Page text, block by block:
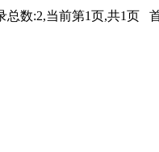
总数:2,当前第1页,共1